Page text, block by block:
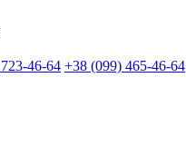
46-64 +38 (099) 465-46-64